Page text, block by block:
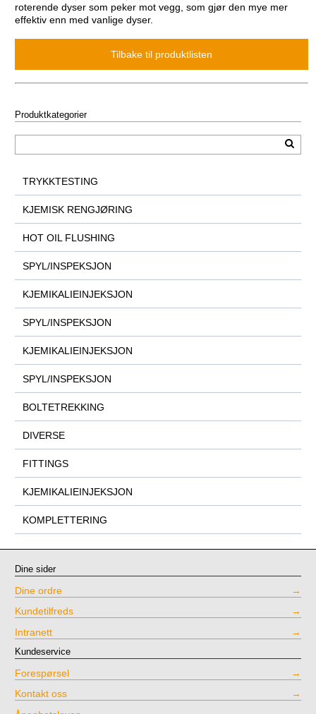
roterende dyser som peker mot vegg, som gjør den mye mer
effektiv enn med vanlige dyser.
Produktkategorier
TRYKKTESTING
KJEMISK RENGJØRING
HOT OIL FLUSHING
SPYL/INSPEKSJON
KJEMIKALIEINJEKSJON
SPYL/INSPEKSJON
KJEMIKALIEINJEKSJON
SPYL/INSPEKSJON
BOLTETREKKING
DIVERSE
FITTINGS
KJEMIKALIEINJEKSJON
KOMPLETTERING
Dine sider
Dine ordre
Kundetilfreds
Intranett
Kundeservice
Forespørsel
Kontakt oss